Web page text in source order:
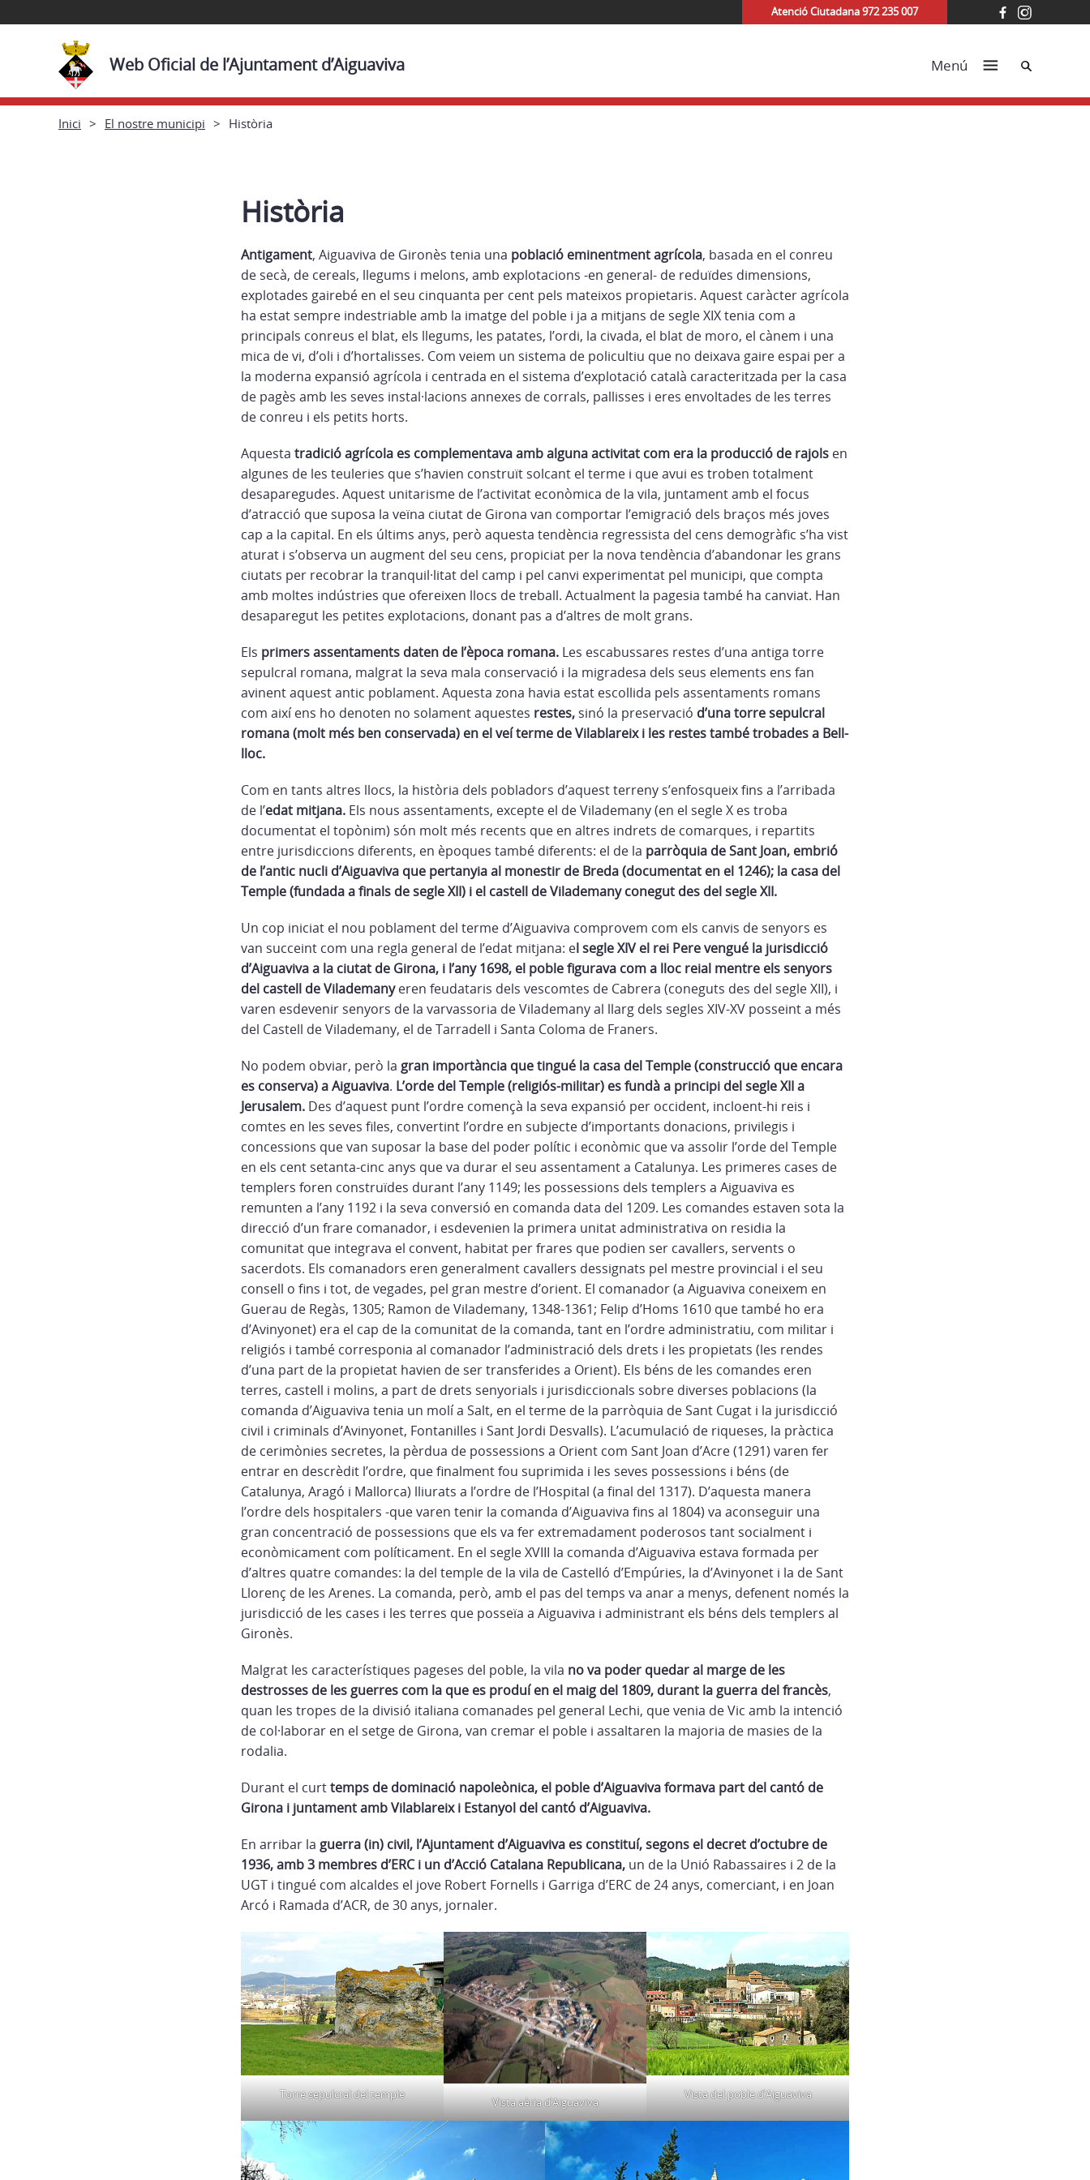
Atenció Ciutadana 972 235 007
Web Oficial de l’Ajuntament d’Aiguaviva Menú Cerca
Inici El nostre municipi Història
Història
Antigament, Aiguaviva de Gironès tenia una població eminentment agrícola, basada en el conreu
de secà, de cereals, llegums i melons, amb explotacions -en general- de reduïdes dimensions,
explotades gairebé en el seu cinquanta per cent pels mateixos propietaris. Aquest caràcter agrícola
ha estat sempre indestriable amb la imatge del poble i ja a mitjans de segle XIX tenia com a
principals conreus el blat, els llegums, les patates, l’ordi, la civada, el blat de moro, el cànem i una
mica de vi, d’oli i d’hortalisses. Com veiem un sistema de policultiu que no deixava gaire espai per a
la moderna expansió agrícola i centrada en el sistema d’explotació català caracteritzada per la casa
de pagès amb les seves instal·lacions annexes de corrals, pallisses i eres envoltades de les terres
de conreu i els petits horts.
Aquesta tradició agrícola es complementava amb alguna activitat com era la producció de rajols en
algunes de les teuleries que s’havien construït solcant el terme i que avui es troben totalment
desaparegudes. Aquest unitarisme de l’activitat econòmica de la vila, juntament amb el focus
d’atracció que suposa la veïna ciutat de Girona van comportar l’emigració dels braços més joves
cap a la capital. En els últims anys, però aquesta tendència regressista del cens demogràfic s’ha vist
aturat i s’observa un augment del seu cens, propiciat per la nova tendència d’abandonar les grans
ciutats per recobrar la tranquil·litat del camp i pel canvi experimentat pel municipi, que compta
amb moltes indústries que ofereixen llocs de treball. Actualment la pagesia també ha canviat. Han
desaparegut les petites explotacions, donant pas a d’altres de molt grans.
Els primers assentaments daten de l’època romana. Les escabussares restes d’una antiga torre
sepulcral romana, malgrat la seva mala conservació i la migradesa dels seus elements ens fan
avinent aquest antic poblament. Aquesta zona havia estat escollida pels assentaments romans
com així ens ho denoten no solament aquestes restes, sinó la preservació d’una torre sepulcral
romana (molt més ben conservada) en el veí terme de Vilablareix i les restes també trobades a Bell-
lloc.
Com en tants altres llocs, la història dels pobladors d’aquest terreny s’enfosqueix fins a l’arribada
de l’edat mitjana. Els nous assentaments, excepte el de Vilademany (en el segle X es troba
documentat el topònim) són molt més recents que en altres indrets de comarques, i repartits
entre jurisdiccions diferents, en èpoques també diferents: el de la parròquia de Sant Joan, embrió
de l’antic nucli d’Aiguaviva que pertanyia al monestir de Breda (documentat en el 1246); la casa del
Temple (fundada a finals de segle XII) i el castell de Vilademany conegut des del segle XII.
Un cop iniciat el nou poblament del terme d’Aiguaviva comprovem com els canvis de senyors es
van succeint com una regla general de l’edat mitjana: el segle XIV el rei Pere vengué la jurisdicció
d’Aiguaviva a la ciutat de Girona, i l’any 1698, el poble figurava com a lloc reial mentre els senyors
del castell de Vilademanyeren feudataris dels vescomtes de Cabrera (coneguts des del segle XII), i
varen esdevenir senyors de la varvassoria de Vilademany al llarg dels segles XIV-XV posseint a més
del Castell de Vilademany, el de Tarradell i Santa Coloma de Franers.
No podem obviar, però la gran importància que tingué la casa del Temple (construcció que encara
es conserva) a Aiguaviva. L’orde del Temple (religiós-militar) es fundà a principi del segle XII a
Jerusalem. Des d’aquest punt l’ordre començà la seva expansió per occident, incloent-hi reis i
comtes en les seves files, convertint l’ordre en subjecte d’importants donacions, privilegis i
concessions que van suposar la base del poder polític i econòmic que va assolir l’orde del Temple
en els cent setanta-cinc anys que va durar el seu assentament a Catalunya. Les primeres cases de
templers foren construïdes durant l’any 1149; les possessions dels templers a Aiguaviva es
remunten a l’any 1192 i la seva conversió en comanda data del 1209. Les comandes estaven sota la
direcció d’un frare comanador, i esdevenien la primera unitat administrativa on residia la
comunitat que integrava el convent, habitat per frares que podien ser cavallers, servents o
sacerdots. Els comanadors eren generalment cavallers dessignats pel mestre provincial i el seu
consell o fins i tot, de vegades, pel gran mestre d’orient. El comanador (a Aiguaviva coneixem en
Guerau de Regàs, 1305; Ramon de Vilademany, 1348-1361; Felip d’Homs 1610 que també ho era
d’Avinyonet) era el cap de la comunitat de la comanda, tant en l’ordre administratiu, com militar i
religiós i també corresponia al comanador l’administració dels drets i les propietats (les rendes
d’una part de la propietat havien de ser transferides a Orient). Els béns de les comandes eren
terres, castell i molins, a part de drets senyorials i jurisdiccionals sobre diverses poblacions (la
comanda d’Aiguaviva tenia un molí a Salt, en el terme de la parròquia de Sant Cugat i la jurisdicció
civil i criminals d’Avinyonet, Fontanilles i Sant Jordi Desvalls). L’acumulació de riqueses, la pràctica
de cerimònies secretes, la pèrdua de possessions a Orient com Sant Joan d’Acre (1291) varen fer
entrar en descrèdit l’ordre, que finalment fou suprimida i les seves possessions i béns (de
Catalunya, Aragó i Mallorca) lliurats a l’ordre de l’Hospital (a final del 1317). D’aquesta manera
l’ordre dels hospitalers -que varen tenir la comanda d’Aiguaviva fins al 1804) va aconseguir una
gran concentració de possessions que els va fer extremadament poderosos tant socialment i
econòmicament com políticament. En el segle XVIII la comanda d’Aiguaviva estava formada per
d’altres quatre comandes: la del temple de la vila de Castelló d’Empúries, la d’Avinyonet i la de Sant
Llorenç de les Arenes. La comanda, però, amb el pas del temps va anar a menys, defenent només la
jurisdicció de les cases i les terres que posseïa a Aiguaviva i administrant els béns dels templers al
Gironès.
Malgrat les característiques pageses del poble, la vila no va poder quedar al marge de les
destrosses de les guerres com la que es produí en el maig del 1809, durant la guerra del francès,
quan les tropes de la divisió italiana comanades pel general Lechi, que venia de Vic amb la intenció
de col·laborar en el setge de Girona, van cremar el poble i assaltaren la majoria de masies de la
rodalia.
Durant el curttemps de dominació napoleònica, el poble d’Aiguaviva formava part del cantó de
Girona i juntament amb Vilablareix i Estanyol del cantó d’Aiguaviva.
En arribar la guerra (in) civil, l’Ajuntament d’Aiguaviva es constituí, segons el decret d’octubre de
1936, amb 3 membres d’ERC i un d’Acció Catalana Republicana, un de la Unió Rabassaires i 2 de la
UGT i tingué com alcaldes el jove Robert Fornells i Garriga d’ERC de 24 anys, comerciant, i en Joan
Arcó i Ramada d’ACR, de 30 anys, jornaler.
Torre sepulcral del temple
Vista aèria d’Aiguaviva
Vista del poble d’Aiguaviva